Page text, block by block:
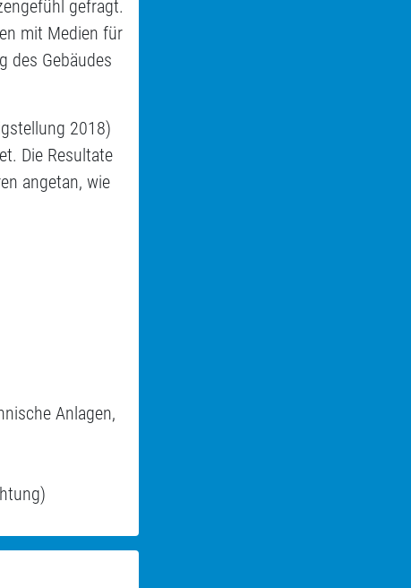
gefragt.
mit Medien für
des Gebäudes
2018)
Die Resultate
angetan, wie
Anlagen,